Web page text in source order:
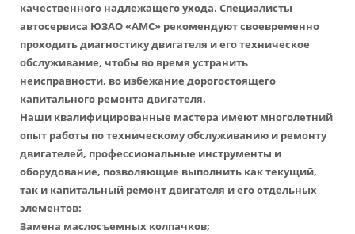
качественного надлежащего ухода. Специалисты
автосервиса ЮЗАО «АМС» рекомендуют своевременно
проходить диагностику двигателя и его техническое
обслуживание, чтобы во время устранить
неисправности, во избежание дорогостоящего
капитального ремонта двигателя.
Наши квалифицированные мастера имеют многолетний
опыт работы по техническому обслуживанию и ремонту
двигателей, профессиональные инструменты и
оборудование, позволяющие выполнить как текущий,
так и капитальный ремонт двигателя и его отдельных
элементов:
Замена маслосъемных колпачков;